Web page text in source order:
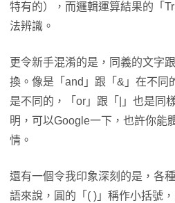
特有的），而邏輯運算結果的「
法辨識。
更令新手混淆的是，同義的文字
換。像是「and」跟「&」在不同
是不同的，「or」跟「|」也是同
明，可以Google一下，也許你能
情。
還有一個令我印象深刻的是，各
語來說，圓的「( )」稱作小括號